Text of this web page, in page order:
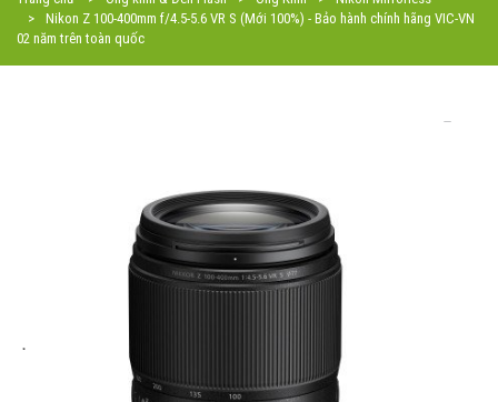
Nikon Z 100-400mm f/4.5-5.6 VR S (Mới 100%) - Bảo hành chính hãng VIC-VN
02 năm trên toàn quốc